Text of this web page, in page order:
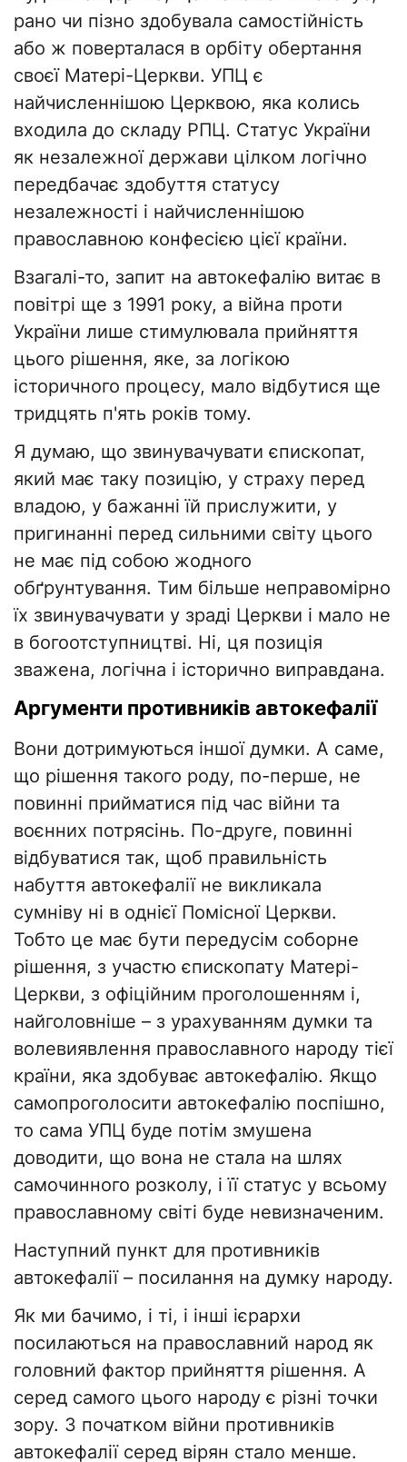
рано чи пізно здобувала самостійність
або ж поверталася в орбіту обертання
своєї Матері-Церкви. УПЦ є
найчисленнішою Церквою, яка колись
входила до складу РПЦ. Статус України
як незалежної держави цілком логічно
передбачає здобуття статусу
незалежності і найчисленнішою
православною конфесією цієї країни.
Взагалі-то, запит на автокефалію витає в
повітрі ще з 1991 року, а війна проти
України лише стимулювала прийняття
цього рішення, яке, за логікою
історичного процесу, мало відбутися ще
тридцять п'ять років тому.
Я думаю, що звинувачувати єпископат,
який має таку позицію, у страху перед
владою, у бажанні їй прислужити, у
пригинанні перед сильними світу цього
не має під собою жодного
обґрунтування. Тим більше неправомірно
їх звинувачувати у зраді Церкви і мало не
в богоотступництві. Ні, ця позиція
зважена, логічна і історично виправдана.
Аргументи противників автокефалії
Вони дотримуються іншої думки. А саме,
що рішення такого роду, по-перше, не
повинні прийматися під час війни та
воєнних потрясінь. По-друге, повинні
відбуватися так, щоб правильність
набуття автокефалії не викликала
сумніву ні в однієї Помісної Церкви.
Тобто це має бути передусім соборне
рішення, з участю єпископату Матері-
Церкви, з офіційним проголошенням і,
найголовніше – з урахуванням думки та
волевиявлення православного народу тієї
країни, яка здобуває автокефалію. Якщо
самопроголосити автокефалію поспішно,
то сама УПЦ буде потім змушена
доводити, що вона не стала на шлях
самочинного розколу, і її статус у всьому
православному світі буде невизначеним.
Наступний пункт для противників
автокефалії – посилання на думку народу.
Як ми бачимо, і ті, і інші ієрархи
посилаються на православний народ як
головний фактор прийняття рішення. А
серед самого цього народу є різні точки
зору. З початком війни противників
автокефалії серед вірян стало менше.